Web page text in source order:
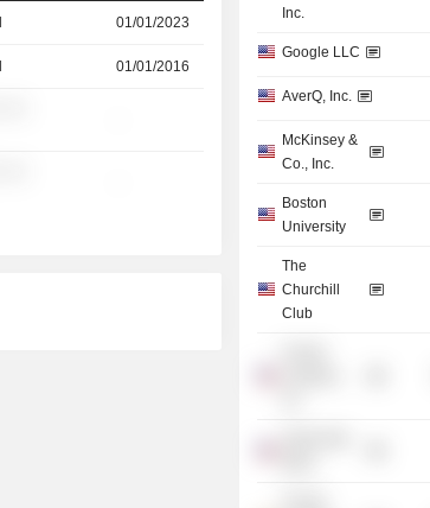
01/01/2023
01/01/2016
Inc.
Google LLC
AverQ, Inc.
McKinsey &
Co., Inc.
Boston
University
The
Churchill
Club